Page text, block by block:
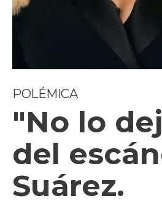
POLÉMICA
"No lo
del
Suárez.